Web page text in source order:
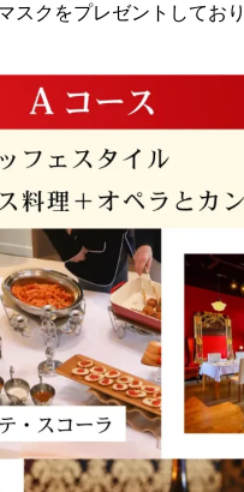
スクをプレゼントしてお